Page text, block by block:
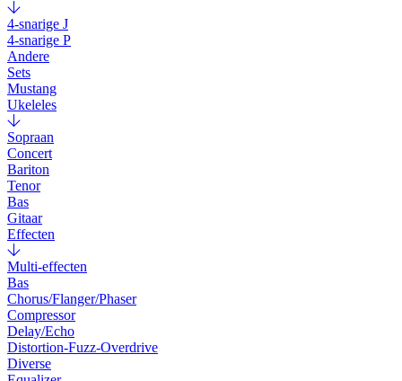
4-snarige J
4-snarige P
Andere
Sets
Mustang
Ukeleles
Sopraan
Concert
Bariton
Tenor
Bas
Gitaar
Effecten
Multi-effecten
Bas
Chorus/Flanger/Phaser
Compressor
Delay/Echo
Distortion-Fuzz-Overdrive
Diverse